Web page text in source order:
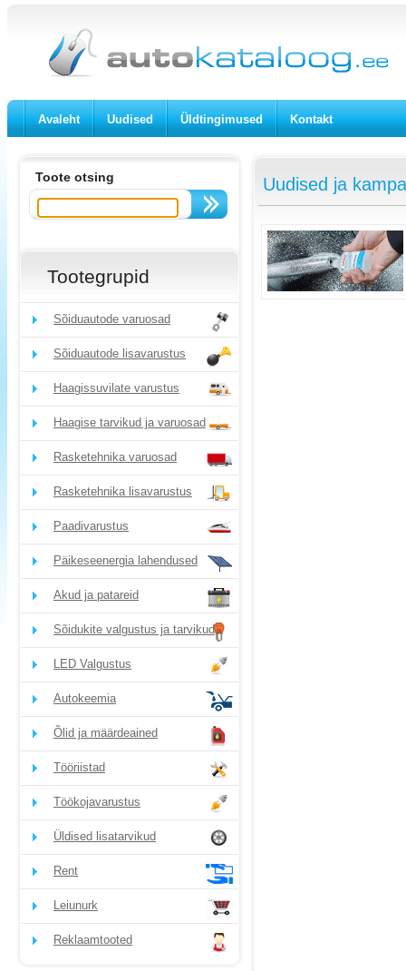
Avaleht Uudised Üldtingimused Kontakt
Toote otsing
Tootegrupid
Sõiduautode varuosad
Sõiduautode lisavarustus
Haagissuvilate varustus
Haagise tarvikud ja varuosad
Rasketehnika varuosad
Rasketehnika lisavarustus
Paadivarustus
Päikeseenergia lahendused
Akud ja patareid
Sõidukite valgustus ja tarvikud
LED Valgustus
Autokeemia
Õlid ja määrdeained
Tööriistad
Töökojavarustus
Üldised lisatarvikud
Rent
Leiunurk
Reklaamtooted
Uudised ja